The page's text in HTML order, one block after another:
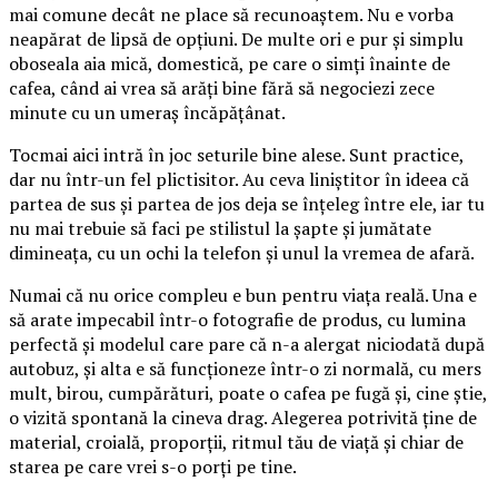
mai comune decât ne place să recunoaștem. Nu e vorba
neapărat de lipsă de opțiuni. De multe ori e pur și simplu
oboseala aia mică, domestică, pe care o simți înainte de
cafea, când ai vrea să arăți bine fără să negociezi zece
minute cu un umeraș încăpățânat.
Tocmai aici intră în joc seturile bine alese. Sunt practice,
dar nu într-un fel plictisitor. Au ceva liniștitor în ideea că
partea de sus și partea de jos deja se înțeleg între ele, iar tu
nu mai trebuie să faci pe stilistul la șapte și jumătate
dimineața, cu un ochi la telefon și unul la vremea de afară.
Numai că nu orice compleu e bun pentru viața reală. Una e
să arate impecabil într-o fotografie de produs, cu lumina
perfectă și modelul care pare că n-a alergat niciodată după
autobuz, și alta e să funcționeze într-o zi normală, cu mers
mult, birou, cumpărături, poate o cafea pe fugă și, cine știe,
o vizită spontană la cineva drag. Alegerea potrivită ține de
material, croială, proporții, ritmul tău de viață și chiar de
starea pe care vrei s-o porți pe tine.